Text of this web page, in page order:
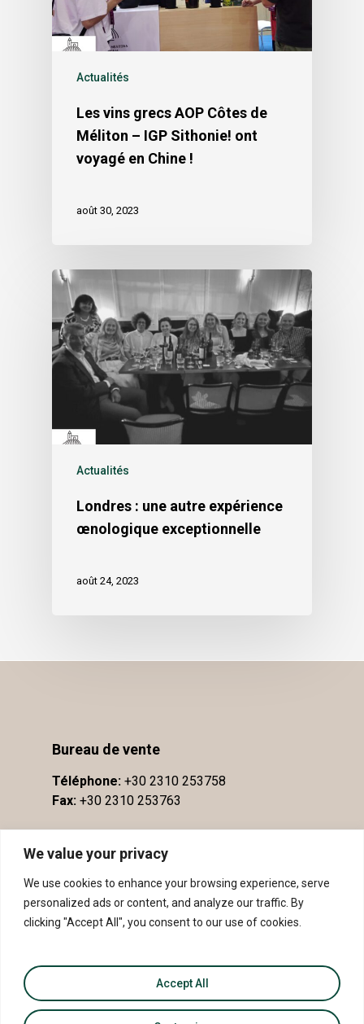
We value your privacy
We use cookies to enhance your browsing experience, serve
personalized ads or content, and analyze our traffic. By
clicking "Accept All", you consent to our use of cookies.
Accept All
Actualités
Les vins grecs AOP Côtes de
Méliton – IGP Sithonie! ont
voyagé en Chine !
août 30, 2023
Actualités
Londres : une autre expérience
œnologique exceptionnelle
août 24, 2023
Bureau de vente
Téléphone: +30 2310 253758
Fax: +30 2310 253763
© 2026 AOP Côtes de Méliton - IGP Sithonie.